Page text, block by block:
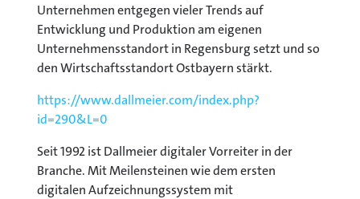
Unternehmen entgegen vieler Trends auf
Entwicklung und Produktion am eigenen
Unternehmensstandort in Regensburg setzt und so
den Wirtschaftsstandort Ostbayern stärkt.
https://www.dallmeier.com/index.php?
id=290&L=0
Seit 1992 ist Dallmeier digitaler Vorreiter in der
Branche. Mit Meilensteinen wie dem ersten
digitalen Aufzeichnungssystem mit